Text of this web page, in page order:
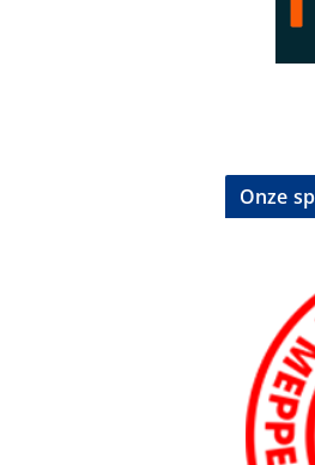
Onze